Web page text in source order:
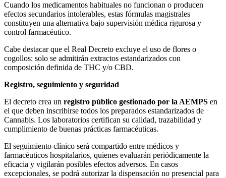
Cuando los medicamentos habituales no funcionan o producen
efectos secundarios intolerables, estas fórmulas magistrales
constituyen una alternativa bajo supervisión médica rigurosa y
control farmacéutico.
Cabe destacar que el Real Decreto excluye el uso de flores o
cogollos: solo se admitirán extractos estandarizados con
composición definida de THC y/o CBD.
Registro, seguimiento y seguridad
El decreto crea un registro público gestionado por la AEMPS en
el que deben inscribirse todos los preparados estandarizados de
Cannabis. Los laboratorios certifican su calidad, trazabilidad y
cumplimiento de buenas prácticas farmacéuticas.
El seguimiento clínico será compartido entre médicos y
farmacéuticos hospitalarios, quienes evaluarán periódicamente la
eficacia y vigilarán posibles efectos adversos. En casos
excepcionales, se podrá autorizar la dispensación no presencial para